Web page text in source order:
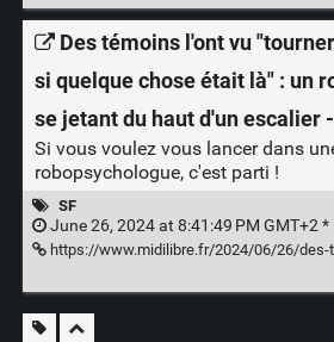
Des témoins l'ont vu
si quelque chose était là" : un
se jetant du haut d'un escalier
Si vous voulez vous lancer dans
robopsychologue, c'est parti !
SF
June 26, 2024 at 8:41:49 PM GMT+2 *
https://www.midilibre.fr/2024/06/26/des-temoins-lont-vu-tourner-en-rond-comme-si-quelque-chose-etait-la-un-